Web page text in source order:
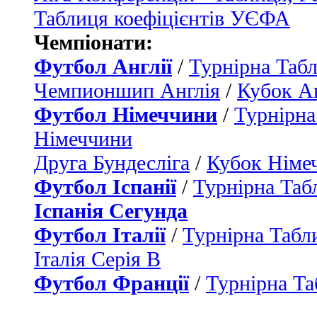
Таблиця коефіцієнтів УЄФА
Чемпіонати:
Футбол Англії/ Турнірна
Чемпионшип Англія / Кубок
Футбол Німеччини /
Німеччини
Друга Бундесліга / Кубок
Футбол Іспанії/ Турнірна
Іспанія Сегунда
Футбол Італії/ Турнірна
Італія Серія B
Футбол Франції/ Турнірна